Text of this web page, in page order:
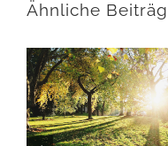
Ähnliche